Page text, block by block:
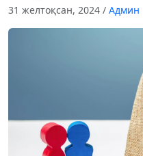
31 желтоқсан, 2024 / Админ